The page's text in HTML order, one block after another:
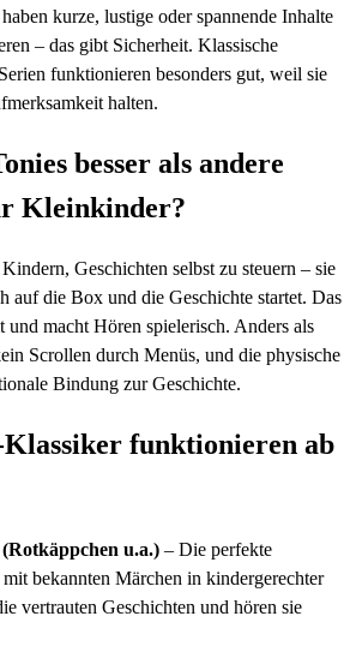
kurze, lustige oder spannende Inhalte
– das gibt Sicherheit. Klassische
funktionieren besonders gut, weil sie
halten.
besser als andere
Kleinkinder?
Geschichten selbst zu steuern – sie
auf die Box und die Geschichte startet. Das
macht Hören spielerisch. Anders als
Scrollen durch Menüs, und die physische
Bindung zur Geschichte.
Klassiker funktionieren ab
u.a.) – Die perfekte
bekannten Märchen in kindergerechter
vertrauten Geschichten und hören sie